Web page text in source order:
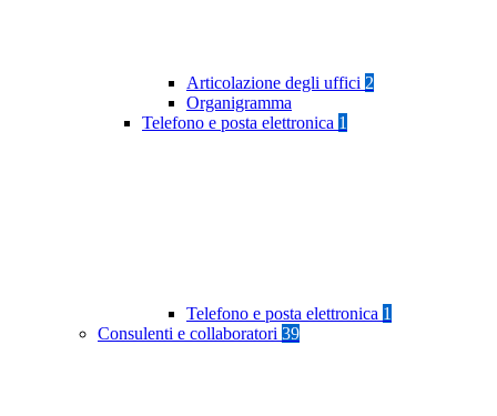
Articolazione degli uffici 2
Organigramma
Telefono e posta elettronica 1
Telefono e posta elettronica 1
Consulenti e collaboratori 39